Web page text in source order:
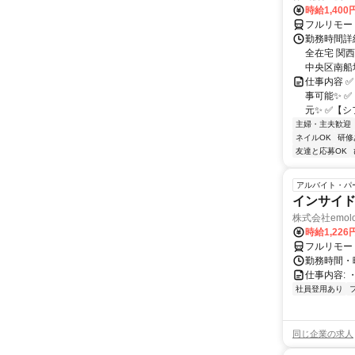
時給1,400
フルリモー
勤務時間
全在宅 関
中央区南
仕事内容
事可能✨
元✨ ✅【
主婦・主夫歓迎
ネイルOK
研修
友達と応募OK
アルバイト・パ
インサイ
株式会社
時給1,226
フルリモー
勤務時間
仕事内容:
社員登用あり
同じ企業の求人